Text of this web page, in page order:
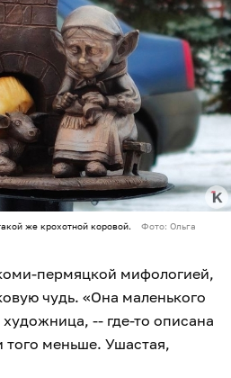
же крохотной коровой.
Фото: Ольга
пермяцкой мифологией,
чудь. «Она маленького
-- где-то описана
того меньше. Ушастая,